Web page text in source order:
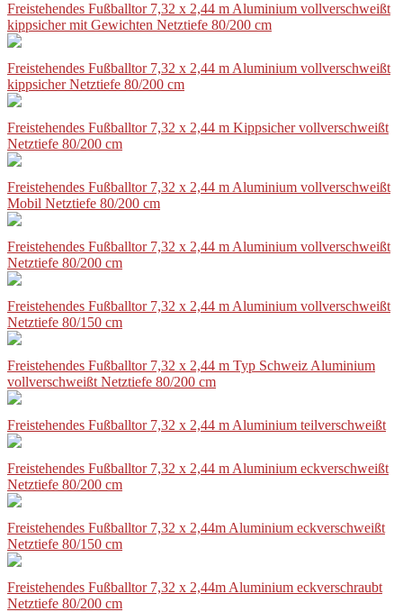
Freistehendes Fußballtor 7,32 x 2,44 m Aluminium vollverschweißt
kippsicher mit Gewichten Netztiefe 80/200 cm
Freistehendes Fußballtor 7,32 x 2,44 m Aluminium vollverschweißt
kippsicher Netztiefe 80/200 cm
Freistehendes Fußballtor 7,32 x 2,44 m Kippsicher vollverschweißt
Netztiefe 80/200 cm
Freistehendes Fußballtor 7,32 x 2,44 m Aluminium vollverschweißt
Mobil Netztiefe 80/200 cm
Freistehendes Fußballtor 7,32 x 2,44 m Aluminium vollverschweißt
Netztiefe 80/200 cm
Freistehendes Fußballtor 7,32 x 2,44 m Aluminium vollverschweißt
Netztiefe 80/150 cm
Freistehendes Fußballtor 7,32 x 2,44 m Typ Schweiz Aluminium
vollverschweißt Netztiefe 80/200 cm
Freistehendes Fußballtor 7,32 x 2,44 m Aluminium teilverschweißt
Freistehendes Fußballtor 7,32 x 2,44 m Aluminium eckverschweißt
Netztiefe 80/200 cm
Freistehendes Fußballtor 7,32 x 2,44m Aluminium eckverschweißt
Netztiefe 80/150 cm
Freistehendes Fußballtor 7,32 x 2,44m Aluminium eckverschraubt
Netztiefe 80/200 cm